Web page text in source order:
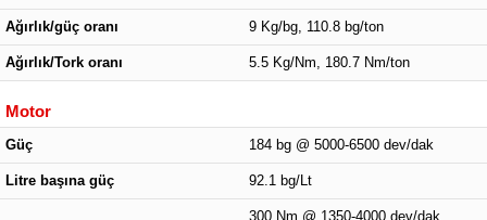
Ağırlık/güç oranı 9 Kg/bg, 110.8 bg/ton
Ağırlık/Tork oranı 5.5 Kg/Nm, 180.7 Nm/ton
Motor
Güç 184 bg @ 5000-6500 dev/dak
Litre başına güç 92.1 bg/Lt
300 Nm @ 1350-4000 dev/dak